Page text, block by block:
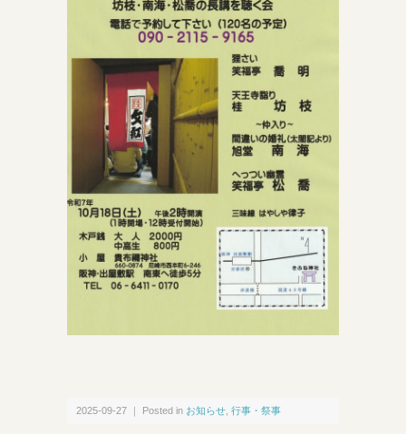
2025-09-27 ｜ Posted in お知らせ 行事・祭事